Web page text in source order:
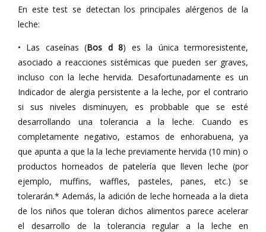
En este test se detectan los principales alérgenos de la
leche:
• Las caseínas (Bos d 8) es la única termoresistente,
asociado a reacciones sistémicas que pueden ser graves,
incluso con la leche hervida. Desafortunadamente es un
Indicador de alergia persistente a la leche, por el contrario
si sus niveles disminuyen, es probbable que se esté
desarrollando una tolerancia a la leche. Cuando es
completamente negativo, estamos de enhorabuena, ya
que apunta a que la la leche previamente hervida (10 min) o
productos horneados de patelería que lleven leche (por
ejemplo, muffins, waffles, pasteles, panes, etc.) se
tolerarán.* Además, la adición de leche horneada a la dieta
de los niños que toleran dichos alimentos parece acelerar
el desarrollo de la tolerancia regular a la leche en